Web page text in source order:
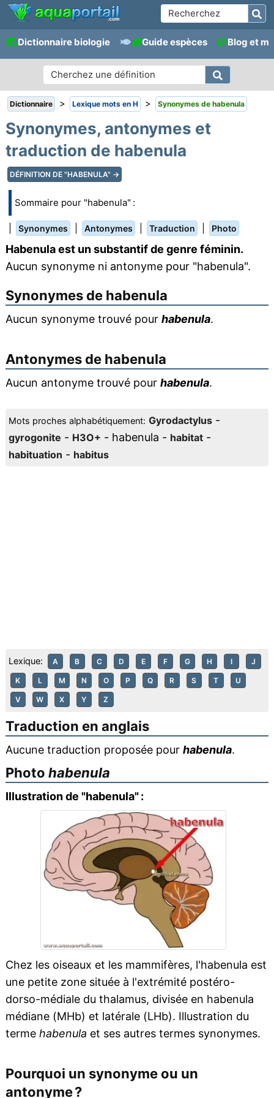
Dictionnaire biologie Guide espèces Blog et
Dictionnaire > Lexique mots en H > Synonymes de habenula
Synonymes, antonymes et
traduction de habenula
DÉFINITION DE "HABENULA" →
Sommaire pour "habenula" :
Synonymes Antonymes Traduction Photo
Habenula est un substantif de genre féminin.
Aucun synonyme ni antonyme pour "habenula".
Synonymes de habenula
Aucun synonyme trouvé pour habenula.
Antonymes de habenula
Aucun antonyme trouvé pour habenula.
Mots proches alphabétiquement: Gyrodactylus-
gyrogonite - H3O+ - habenula - habitat-
habituation - habitus
Lexique: A B C D E F G H I J
K L M N O P Q R S T U
V W X Y Z
Traduction en anglais
Aucune traduction proposée pour habenula.
Photo habenula
Illustration de "habenula" :
Chez les oiseaux et les mammifères, l'habenula est
une petite zone située à l'extrémité postéro-
dorso-médiale du thalamus, divisée en habenula
médiane (MHb) et latérale (LHb). Illustration du
terme habenula et ses autres termes synonymes.
Pourquoi un synonyme ou un
antonyme ?